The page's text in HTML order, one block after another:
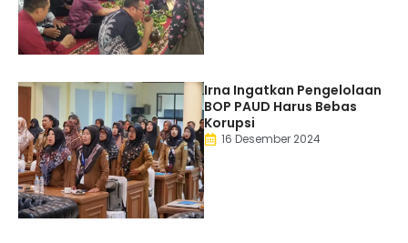
Irna Ingatkan Pengelolaan
BOP PAUD Harus Bebas
Korupsi
16 Desember 2024